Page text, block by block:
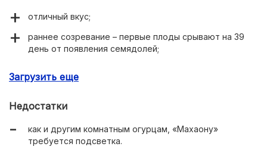
отличный вкус;
раннее созревание – первые плоды срывают на 39
день от появления семядолей;
Загрузить еще
Недостатки
как и другим комнатным огурцам, «Махаону»
требуется подсветка.